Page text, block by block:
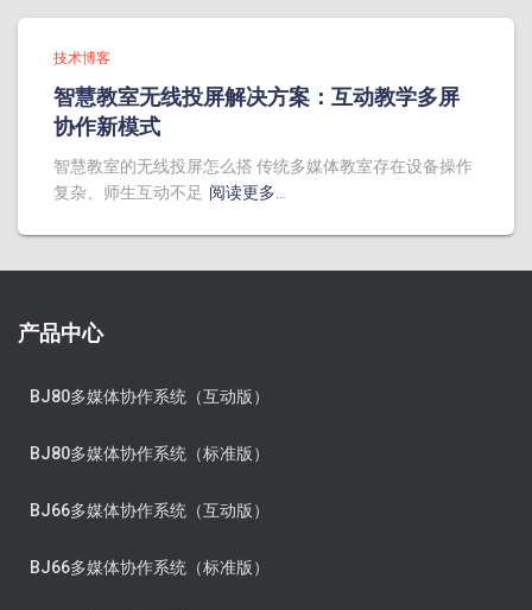
技术博客
智慧教室无线投屏解决方案：互动教学多屏
协作新模式
智慧教室的无线投屏怎么搭 传统多媒体教室存在设备操作
复杂、师生互动不足 阅读更多…
产品中心
BJ80多媒体协作系统（互动版）
BJ80多媒体协作系统（标准版）
BJ66多媒体协作系统（互动版）
BJ66多媒体协作系统（标准版）